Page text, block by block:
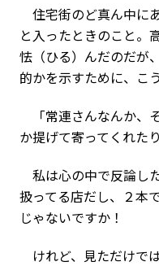
住宅街のど真ん中に
と入ったときのこと。
怯（ひる）んだのだが
的かを示すために、こ
「常連さんなんか、
か提げて寄ってくれた
私は心の中で反論し
扱ってる店だし、２本
じゃないですか！
けれど、見ただけで